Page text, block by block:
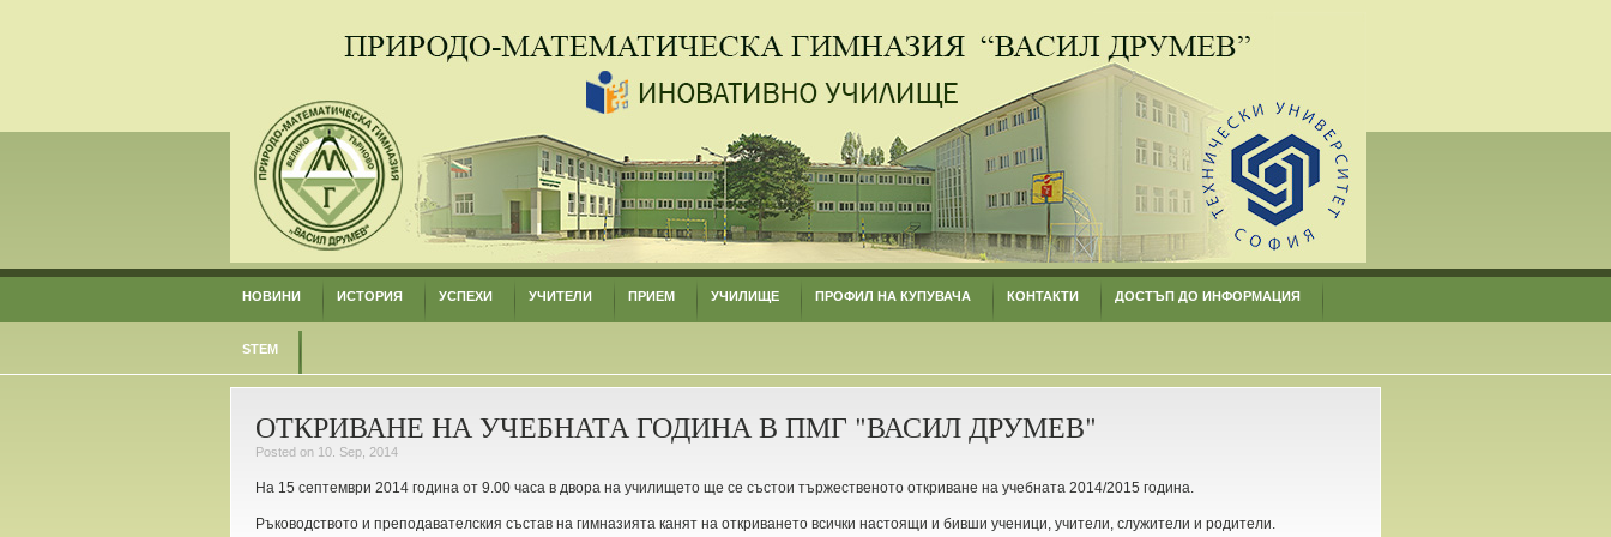
НОВИНИ ИСТОРИЯ УСПЕХИ УЧИТЕЛИ ПРИЕМ УЧИЛИЩЕ ПРОФИЛ НА КУПУВАЧА КОНТАКТИ ДОСТЪП ДО ИНФОРМАЦИЯ
STEM
ОТКРИВАНЕ НА УЧЕБНАТА ГОДИНА В ПМГ "ВАСИЛ ДРУМЕВ"
Posted on 10. Sep, 2014
На 15 септември 2014 година от 9.00 часа в двора на училището ще се състои тържественото откриване на учебната 2014/2015 година.
Ръководството и преподавателския състав на гимназията канят на откриването всички настоящи и бивши ученици, учители, служители и родители.